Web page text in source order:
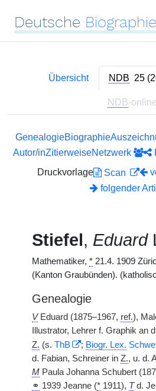
Deutsche Biographie
Übersicht NDB 25
NDB-online
GenealogieBiographie
Autor/inZitierweiseNetzwerk
Druckvorlage
Scan
folgender
Stiefel, Eduard
Mathematiker, * 21.4. 1909
(Kanton Graubünden).
Genealogie
VEduard (1875–1967, ref.),
Illustrator, Lehrer f. Graphik an
Z. (s. ThB ; Biogr. Lex.
d. Fabian, Schreiner in Z., u. d.
M Paula Johanna Schubert
⚭ 1939 Jeanne (* 1911), Td.